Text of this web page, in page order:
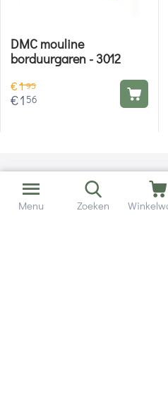
DMC mouline
borduurgaren - 3012
€195
€1 56
Menu Zoeken